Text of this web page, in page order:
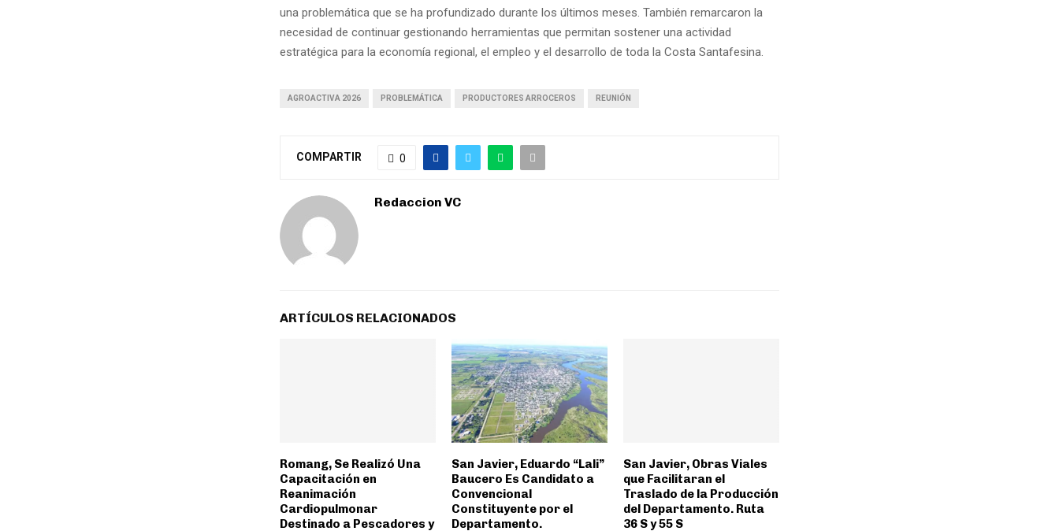
una problemática que se ha profundizado durante los últimos meses. También remarcaron la
necesidad de continuar gestionando herramientas que permitan sostener una actividad
estratégica para la economía regional, el empleo y el desarrollo de toda la Costa Santafesina.
AGROACTIVA 2026 PROBLEMÁTICA PRODUCTORES ARROCEROS REUNIÓN
COMPARTIR 0
Redaccion VC
ARTÍCULOS RELACIONADOS
Romang, Se Realizó Una
Capacitación en
Reanimación
Cardiopulmonar
Destinado a Pescadores y
San Javier, Eduardo “Lali”
Baucero Es Candidato a
Convencional
Constituyente por el
Departamento.
San Javier, Obras Viales
que Facilitaran el
Traslado de la Producción
del Departamento. Ruta
36 S y 55 S